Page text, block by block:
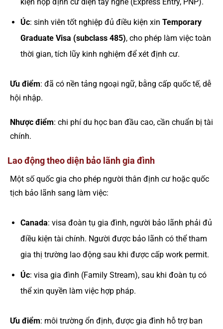
Úc: sinh viên tốt nghiệp đủ điều kiện xin Temporary
Graduate Visa (subclass 485), cho phép làm việc toàn
thời gian, tích lũy kinh nghiệm để xét định cư.
Ưu điểm: đã có nền tảng ngoại ngữ, bằng cấp quốc tế, dễ
hội nhập.
Nhược điểm: chi phí du học ban đầu cao, cần chuẩn bị tài
chính.
Lao động theo diện bảo lãnh gia đình
Một số quốc gia cho phép người thân định cư hoặc quốc
tịch bảo lãnh sang làm việc:
Canada: visa đoàn tụ gia đình, người bảo lãnh phải đủ
điều kiện tài chính. Người được bảo lãnh có thể tham
gia thị trường lao động sau khi được cấp work permit.
Úc: visa gia đình (Family Stream), sau khi đoàn tụ có
thể xin quyền làm việc hợp pháp.
Ưu điểm: môi trường ổn định, được gia đình hỗ trợ ban